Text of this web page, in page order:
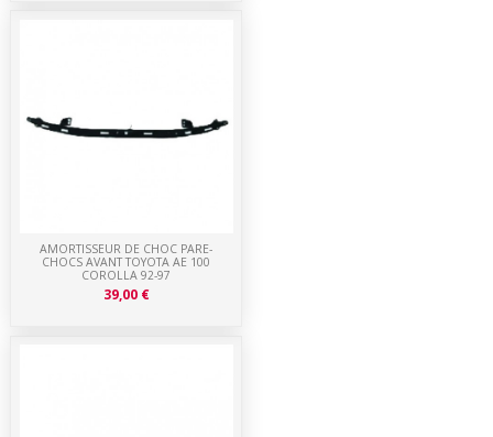
AMORTISSEUR DE CHOC PARE-
CHOCS AVANT TOYOTA AE 100
COROLLA 92-97
39,00 €